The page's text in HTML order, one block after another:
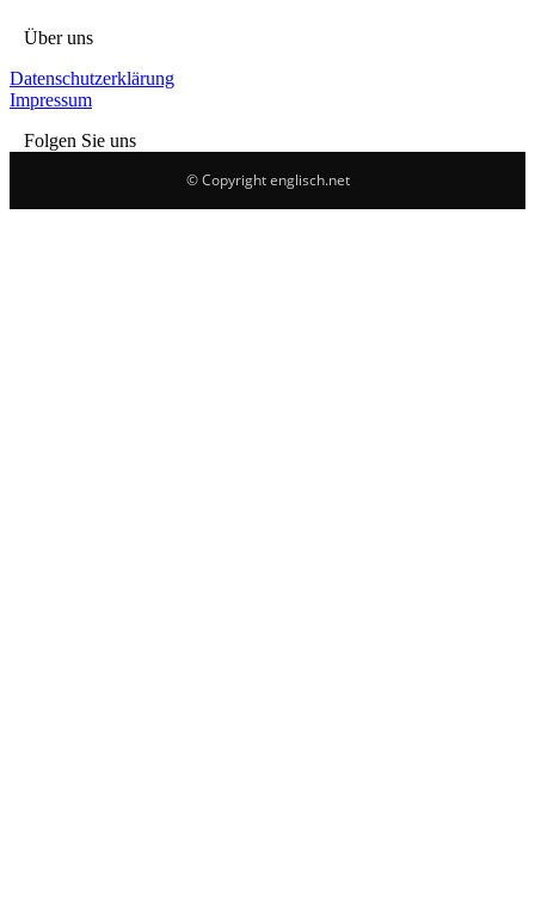
Über uns
Datenschutzerklärung
Impressum
Folgen Sie uns
© Copyright englisch.net